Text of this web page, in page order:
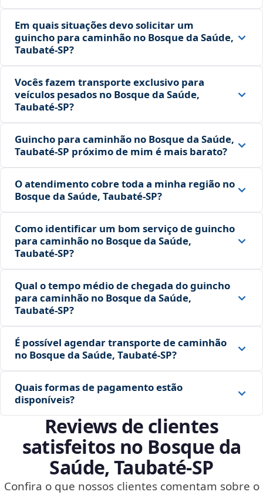
Em quais situações devo solicitar um
guincho para caminhão no Bosque da Saúde,
Taubaté‑SP?
Vocês fazem transporte exclusivo para
veículos pesados no Bosque da Saúde,
Taubaté‑SP?
Guincho para caminhão no Bosque da Saúde,
Taubaté‑SP próximo de mim é mais barato?
O atendimento cobre toda a minha região no
Bosque da Saúde, Taubaté‑SP?
Como identificar um bom serviço de guincho
para caminhão no Bosque da Saúde,
Taubaté‑SP?
Qual o tempo médio de chegada do guincho
para caminhão no Bosque da Saúde,
Taubaté‑SP?
É possível agendar transporte de caminhão
no Bosque da Saúde, Taubaté‑SP?
Quais formas de pagamento estão
disponíveis?
Reviews de clientes
satisfeitos no Bosque da
Saúde, Taubaté‑SP
Confira o que nossos clientes comentam sobre o